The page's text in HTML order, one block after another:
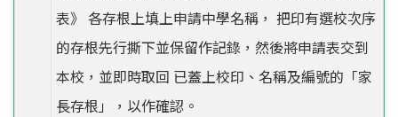
表》 各存根上填上申請中學名稱， 把印有選校次序
的存根先行撕下並保留作記錄，然後將申請表交到
本校，並即時取回 已蓋上校印、名稱及編號的「家
長存根」，以作確認。